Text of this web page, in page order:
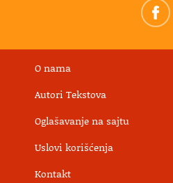
O nama
Autori Tekstova
Oglašavanje na sajtu
Uslovi korišćenja
Kontakt